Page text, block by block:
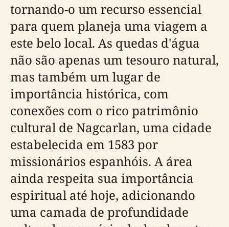
tornando-o um recurso essencial
para quem planeja uma viagem a
este belo local. As quedas d'água
não são apenas um tesouro natural,
mas também um lugar de
importância histórica, com
conexões com o rico patrimônio
cultural de Nagcarlan, uma cidade
estabelecida em 1583 por
missionários espanhóis. A área
ainda respeita sua importância
espiritual até hoje, adicionando
uma camada de profundidade